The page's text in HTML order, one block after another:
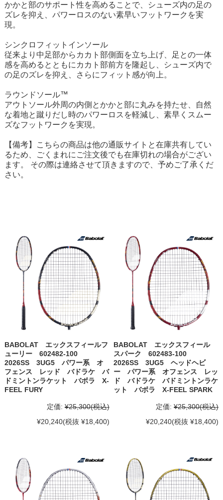
かかと部のサポート性を高めることで、シューズ内の足の
ズレを抑え、パワーロスのない素早いフットワークを実
現。
シンクロフィットインソール
従来より中足部からカカト部側面を立ち上げ、足との一体
感を高めるとともにカカト部前方を隆起し、シューズ内で
の足のズレを抑え、さらにフィット感が向上。
ラウンドソール™
アウトソール外周の内側とかかと部に丸みを持たせ、自然
な着地と蹴りだし時のパワーロスを軽減し、素早くスムー
ズなフットワークを実現。
【備考】こちらの商品は他の通販サイトと在庫共有してい
るため、ごくまれにご注文後でも在庫切れの場合がござい
ます。 その際は連絡させて頂きますので、予めご了承くだ
さい。
BABOLAT エックスフィールフ
ューリー 602482-100
2026SS 3UG5 パワー系 オ
フェンス レッド バドラケ バ
ドミントンラケット バボラ X-
FEEL FURY
定価: ¥25,300(税込)
¥20,240(税抜 ¥18,400)
BABOLAT エックスフィール
スパーク 602483-100
2026SS 3UG5 ヘッドヘビ
ー パワー系 オフェンス レッ
ド バドラケ バドミントンラケ
ット バボラ X-FEEL SPARK
定価: ¥25,300(税込)
¥20,240(税抜 ¥18,400)